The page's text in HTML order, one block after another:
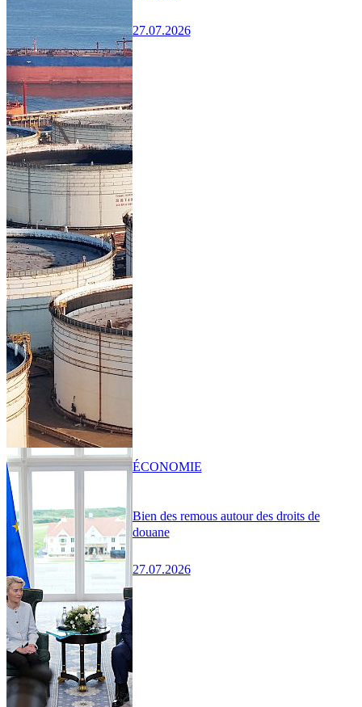
27.07.2026
Bien des remous autour des droits de
douane
27.07.2026
ÉCONOMIE